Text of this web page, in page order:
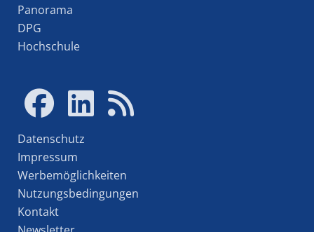
Panorama
DPG
Hochschule
Datenschutz
Impressum
Werbemöglichkeiten
Nutzungsbedingungen
Kontakt